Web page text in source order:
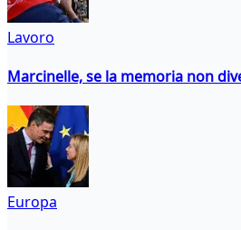
Lavoro
Marcinelle, se la memoria non
Europa